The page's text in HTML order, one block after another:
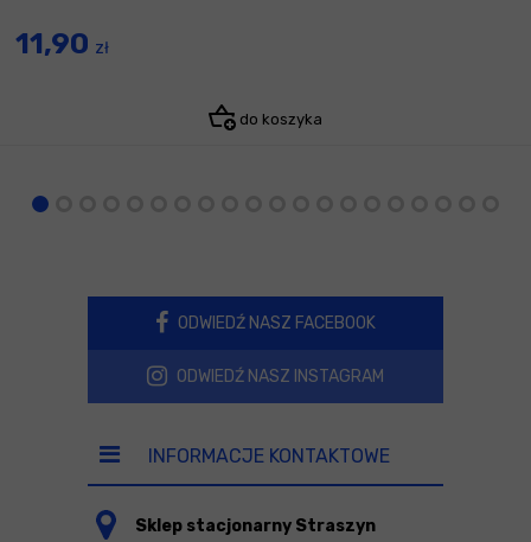
11,90 zł
do koszyka
ODWIEDŹ NASZ FACEBOOK
ODWIEDŹ NASZ INSTAGRAM
INFORMACJE KONTAKTOWE
Sklep stacjonarny Straszyn